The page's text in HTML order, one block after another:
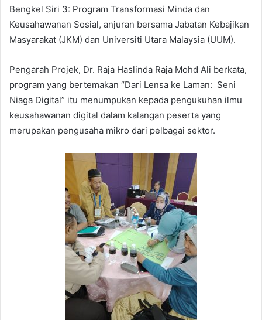
Bengkel Siri 3: Program Transformasi Minda dan
Keusahawanan Sosial, anjuran bersama Jabatan Kebajikan
Masyarakat (JKM) dan Universiti Utara Malaysia (UUM).
Pengarah Projek, Dr. Raja Haslinda Raja Mohd Ali berkata,
program yang bertemakan “Dari Lensa ke Laman: Seni
Niaga Digital” itu menumpukan kepada pengukuhan ilmu
keusahawanan digital dalam kalangan peserta yang
merupakan pengusaha mikro dari pelbagai sektor.